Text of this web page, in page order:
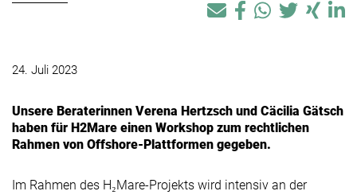
24. Juli 2023
Unsere Beraterinnen Verena Hertzsch und Cäcilia Gätsch
haben für H2Mare einen Workshop zum rechtlichen
Rahmen von Offshore-Plattformen gegeben.
Im Rahmen des H₂Mare-Projekts wird intensiv an der